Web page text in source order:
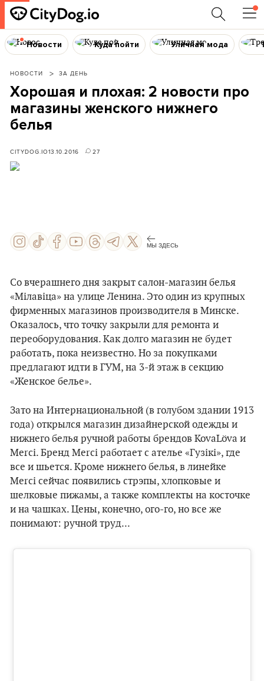
Новости Куда пойти Уличная мода
НОВОСТИ ЗА ДЕНЬ
Хорошая и плохая: 2 новости про
магазины женского нижнего
белья
CITYDOG.IO13.10.2016 27
МЫ ЗДЕСЬ
Со вчерашнего дня закрыт салон-магазин белья
«Мілавіца» на улице Ленина. Это один из крупных
фирменных магазинов производителя в Минске.
Оказалось, что точку закрыли для ремонта и
переоборудования. Как долго магазин не будет
работать, пока неизвестно. Но за покупками
предлагают идти в ГУМ, на 3-й этаж в секцию
«Женское белье».
Зато на Интернациональной (в голубом здании 1913
года) открылся магазин дизайнерской одежды и
нижнего белья ручной работы брендов KovaLöva и
Merci. Бренд Merci работает с ателье «Гузiкi», где
все и шьется. Кроме нижнего белья, в линейке
Merci сейчас появились стрэпы, хлопковые и
шелковые пижамы, а также комплекты на косточке
и на чашках. Цены, конечно, ого-го, но все же
понимают: ручной труд...